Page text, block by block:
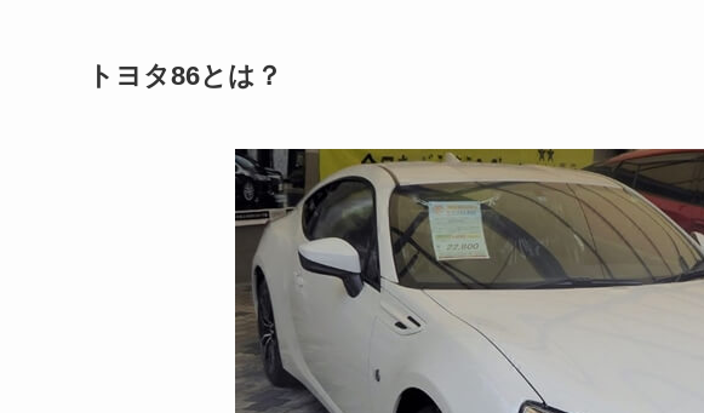
トヨタ86とは？